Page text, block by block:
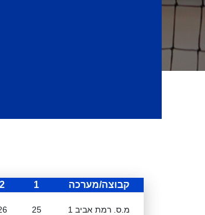
קבוצה/מערכה 1
2
מ.ס. רמת אביב 1 25